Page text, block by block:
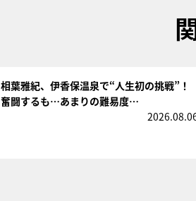
相葉雅紀、伊香保温泉で“人生初の挑戦”！
奮闘するも…あまりの難易度…